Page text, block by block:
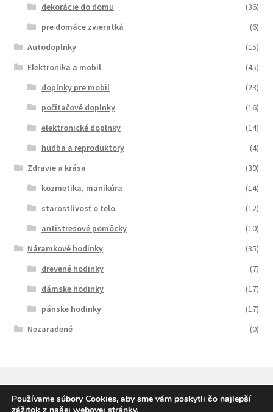
dekorácie do domu
(36)
pre domáce zvieratká
(6)
Autodoplnky
(15)
Elektronika a mobil
(45)
doplnky pre mobil
(23)
počítačové doplnky
(16)
elektronické doplnky
(14)
hudba a reproduktory
(4)
Zdravie a krása
(30)
kozmetika, manikúra
(14)
starostlivosť o telo
(12)
antistresové pomôcky
(10)
Náramkové hodinky
(35)
drevené hodinky
(7)
dámske hodinky
(17)
pánske hodinky
(17)
Nezaradené
(0)
Používame súbory Cookies, aby sme vám poskytli čo najlepší